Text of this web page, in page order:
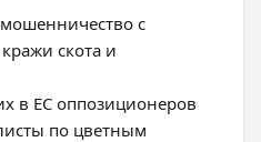
с
скота и
в ЕС оппозиционеров
по цветным